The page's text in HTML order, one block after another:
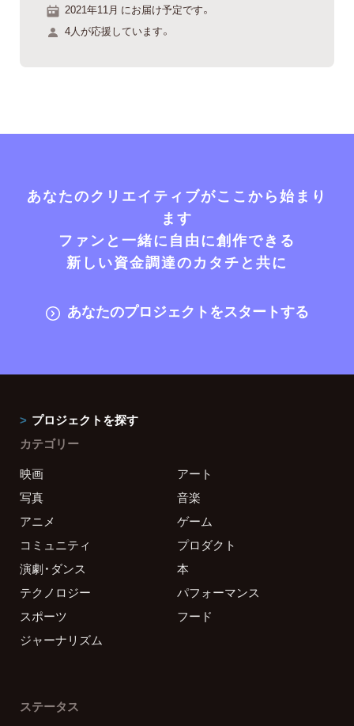
2021年11月 にお届け予定です。
4人が応援しています。
あなたのクリエイティブがここから始まり
ます
ファンと一緒に自由に創作できる
新しい資金調達のカタチと共に
あなたのプロジェクトをスタートする
プロジェクトを探す
カテゴリー
映画
アート
写真
音楽
アニメ
ゲーム
コミュニティ
プロダクト
演劇・ダンス
本
テクノロジー
パフォーマンス
スポーツ
フード
ジャーナリズム
ステータス